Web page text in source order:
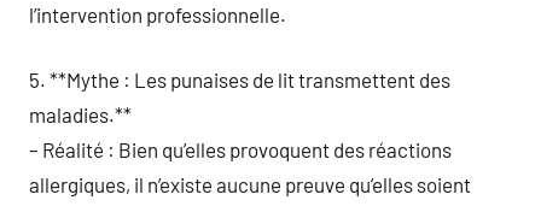
l’intervention professionnelle.
5. **Mythe : Les punaises de lit transmettent des
maladies.**
– Réalité : Bien qu’elles provoquent des réactions
allergiques, il n’existe aucune preuve qu’elles soient